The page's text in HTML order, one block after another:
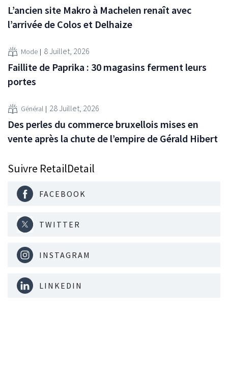
L’ancien site Makro à Machelen renaît avec
l’arrivée de Colos et Delhaize
Mode 8 Juillet, 2026
Faillite de Paprika : 30 magasins ferment leurs
portes
Général 28 Juillet, 2026
Des perles du commerce bruxellois mises en
vente après la chute de l’empire de Gérald Hibert
Suivre RetailDetail
FACEBOOK
TWITTER
INSTAGRAM
LINKEDIN